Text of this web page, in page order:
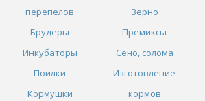
перепелов
Брудеры
Инкубаторы
Поилки
Кормушки
Зерно
Премиксы
Сено, солома
Изготовление
кормов